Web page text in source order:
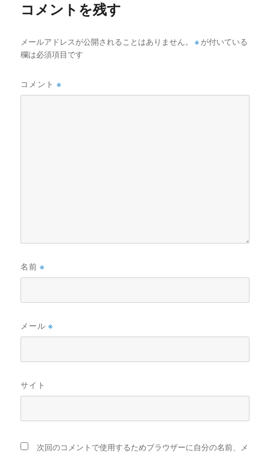
コメントを残す
メールアドレスが公開されることはありません。 ※ が付いている
欄は必須項目です
コメント※
名前※
メール※
サイト
次回のコメントで使用するためブラウザーに自分の名前、メ